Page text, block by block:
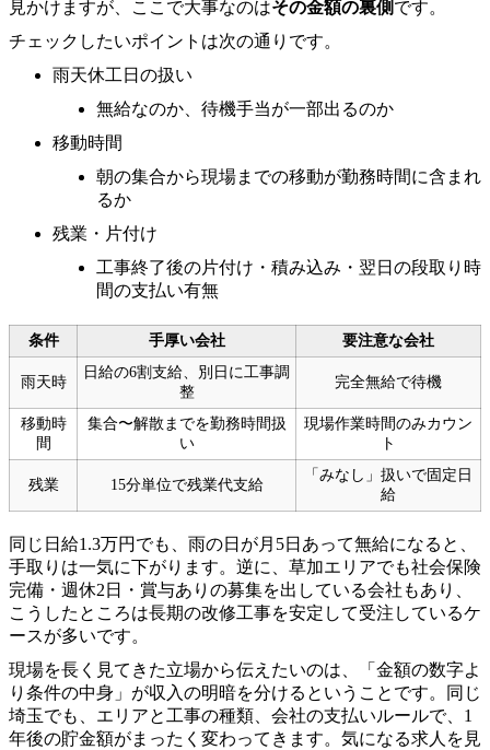
見かけますが、ここで大事なのはその金額の裏側 です。
チェックしたいポイントは次の通りです。
雨天休工日の扱い
無給なのか、待機手当が一部出るのか
移動時間
朝の集合から現場までの移動が勤務時間に含まれ
るか
残業・片付け
工事終了後の片付け・積み込み・翌日の段取り時
間の支払い有無
条件 手厚い会社 要注意な会社
雨天時
日給の6割支給、別日に工事調
整
完全無給で待機
移動時
間
集合〜解散までを勤務時間扱
い
現場作業時間のみカウン
ト
残業 15分単位で残業代支給
「みなし」扱いで固定日
給
同じ日給1.3万円でも、雨の日が月5日あって無給になると、
手取りは一気に下がります。逆に、草加エリアでも社会保険
完備・週休2日・賞与ありの募集を出している会社もあり、
こうしたところは長期の改修工事を安定して受注しているケ
ースが多いです。
現場を長く見てきた立場から伝えたいのは、「金額の数字よ
り条件の中身」が収入の明暗を分けるということです。同じ
埼玉でも、エリアと工事の種類、会社の支払いルールで、1
年後の貯金額がまったく変わってきます。気になる求人を見